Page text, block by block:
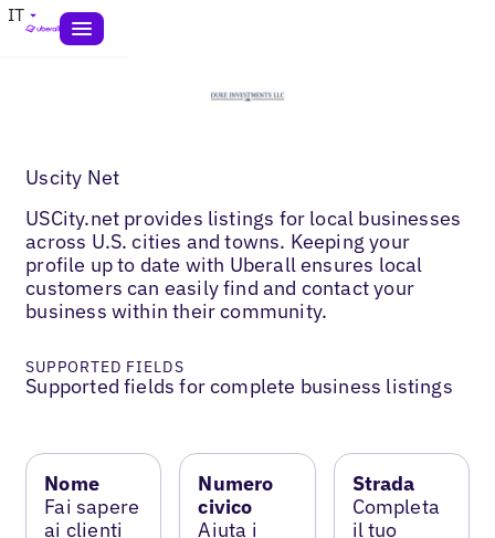
IT
Uscity Net
USCity.net provides listings for local businesses
across U.S. cities and towns. Keeping your
profile up to date with Uberall ensures local
customers can easily find and contact your
business within their community.
SUPPORTED FIELDS
Supported fields for complete business listings
Nome
Fai sapere
ai clienti
Numero
civico
Aiuta i
Strada
Completa
il tuo